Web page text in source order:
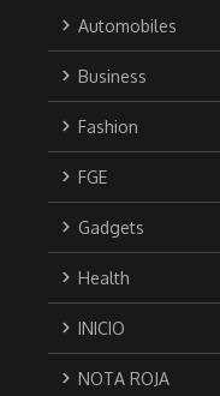
Automobiles
Business
Fashion
FGE
Gadgets
Health
INICIO
NOTA ROJA